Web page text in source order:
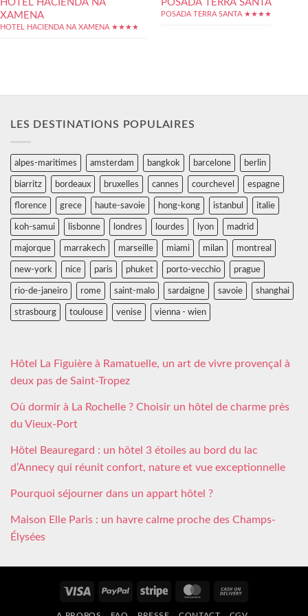
HOTEL HACIENDA NA
XAMENA
HOTEL HACIENDA NA XAMENA ★★★★
POSADA TERRA SANTA
POSADA TERRA SANTA ★★★★
LES DESTINATIONS POPULAIRES
alpes-maritimes amsterdam bangkok barcelone berlin
biarritz bordeaux bruxelles cannes courchevel espagne
florence grece haute-savoie hong-kong istanbul italie
koh-samui lisbonne londres lourdes lyon madrid
majorque marrakech marseille miami milan montreal
new-york nice paris phuket porto-vecchio prague
rio-de-janeiro rome saint-malo sardaigne savoie shanghai
strasbourg toulouse venise vienna - wien
Hôtel La Figuière à Ramatuelle, un art de vivre provençal à
deux pas de Saint-Tropez
Où dormir à La Rochelle ? Choisir un hôtel de charme près
du Vieux-Port
Hôtel Beauregard : un hôtel 3 étoiles au bord du lac
d’Annecy qui réunit confort, nature et vue exceptionnelle
Pourquoi séjourner dans un appart hôtel ?
Maison Elle Paris : un havre calme proche des Champs-
Élysées
Visa PayPal Stripe MasterCard